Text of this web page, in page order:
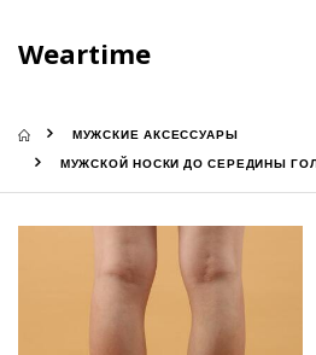
Weartime
МУЖСКИЕ АКСЕССУАРЫ
МУЖСКОЙ НОСКИ ДО СЕРЕДИНЫ